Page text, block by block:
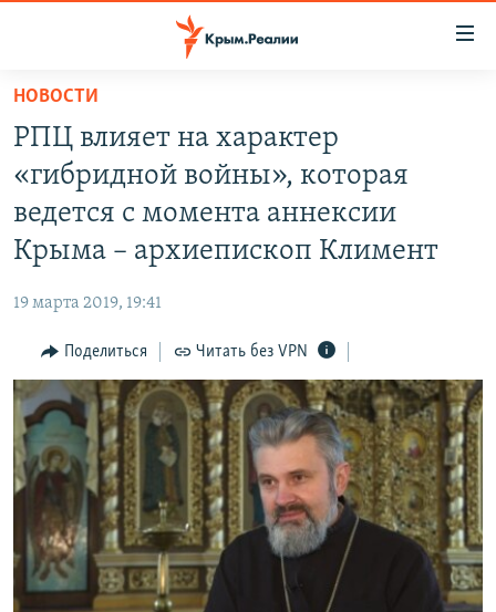
Вернуться
основному
содержанию
Вернутся
главной
Вернутся
поиску
СПЕЦПРОЕКТЫ
ИСТОРИЯ
ИНТЕРАКТИВ
ИНФОГРАФИКА
ТЕЛЕПРОЕКТ КРЫМ.РЕАЛИИ
СОВЕТЫ ПРАВОЗАЩИТНИКОВ
ПРОПАВШИЕ БЕЗ ВЕСТИ
ПОБЕДИТЕЛЕЙ НЕ СУДЯТ?
КРЫМ.НЕПОКОРЕННЫЙ
ELIFBE
РАДІО СВОБОДА
КАК ОБОЙТИ БЛОКИРОВКУ
Українською
Qırımtatar
ПРИСОЕДИНЯЙТЕСЬ!
НОВОСТИ
РПЦ влияет на характер
«гибридной войны», которая
ведется с момента аннексии
Крыма – архиепископ Климент
19 марта 2019, 19:41
Поделиться Читать без VPN